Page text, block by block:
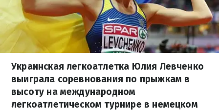
Украинская легкоатлетка Юлия Левченко
выиграла соревнования по прыжкам в
высоту на международном
легкоатлетическом турнире в немецком